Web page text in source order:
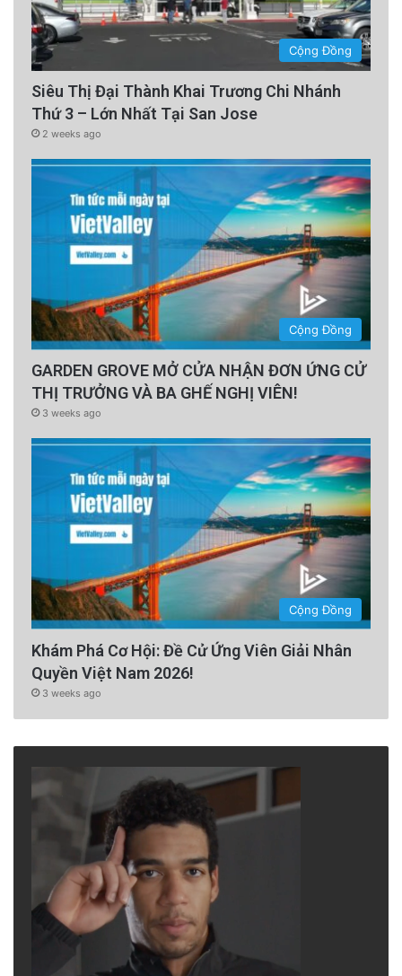
Cộng Đồng
Siêu Thị Đại Thành Khai Trương Chi Nhánh
Thứ 3 – Lớn Nhất Tại San Jose
2 weeks ago
Cộng Đồng
GARDEN GROVE MỞ CỬA NHẬN ĐƠN ỨNG CỬ
THỊ TRƯỞNG VÀ BA GHẾ NGHỊ VIÊN!
3 weeks ago
Cộng Đồng
Khám Phá Cơ Hội: Đề Cử Ứng Viên Giải Nhân
Quyền Việt Nam 2026!
3 weeks ago